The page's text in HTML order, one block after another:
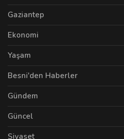
Gaziantep
Ekonomi
Yaşam
Besni'den Haberler
Gündem
Güncel
Siyaset